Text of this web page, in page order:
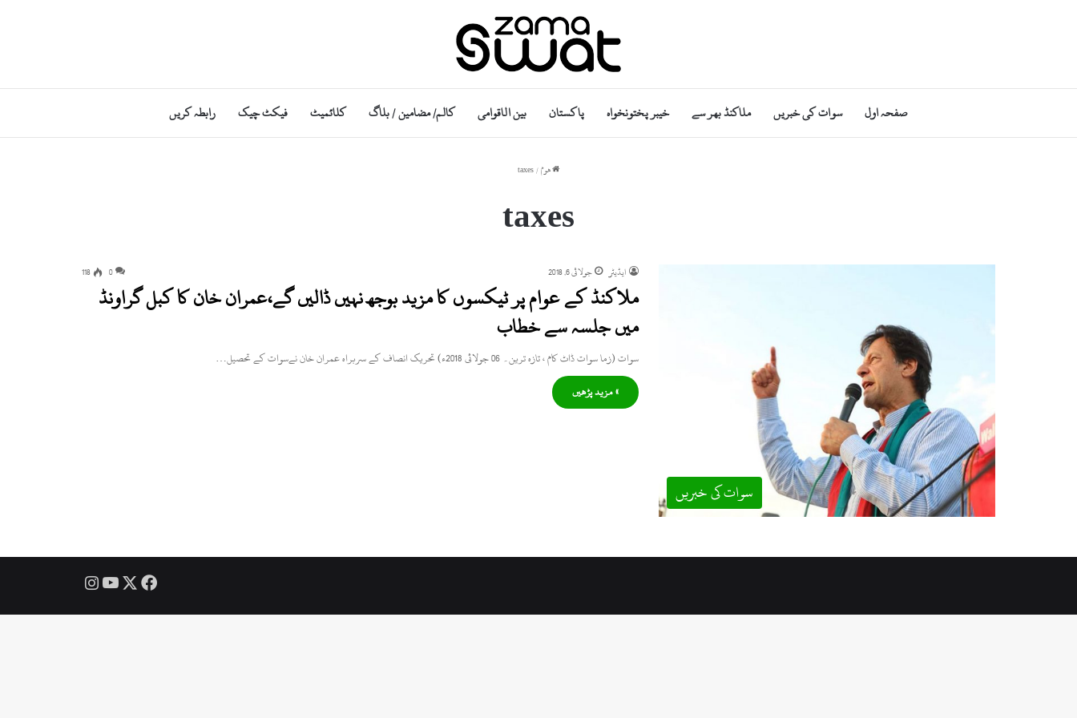
صفحہ اول سوات کی خبریں ملاکنڈ بھر سے خیبر پختونخواہ پاکستان بین الاقوامی کالم/ مضامین / بلاگ کلائمیٹ فیکٹ چیک رابطہ کریں
ھوم/
taxes
taxes
سوات کی خبریں
ایڈیٹر جولائی 6, 2018 0
118
ملاکنڈ کے عوام پر ٹیکسوں کا مزید بوجھ نہیں ڈالیں گے،عمران خان کا کبل گراونڈ
میں جلسہ سے خطاب
سوات (زما سوات ڈاٹ کام ، تازہ ترین۔ 06 جولائی 2018ء) تحریک انصاف کے سربراہ عمران خان نےسوات کے تحصیل…
» مزید پڑھیں
Facebook
X
YouTube